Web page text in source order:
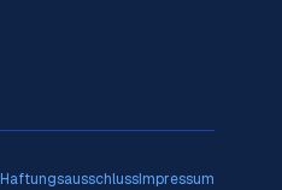
HaftungsausschlussImpressum